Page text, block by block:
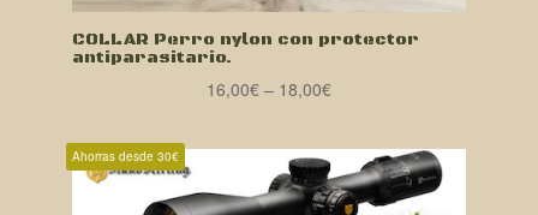
COLLAR Perro nylon con protector
antiparasitario.
16,00€– 18,00€
Ahorras desde 30€